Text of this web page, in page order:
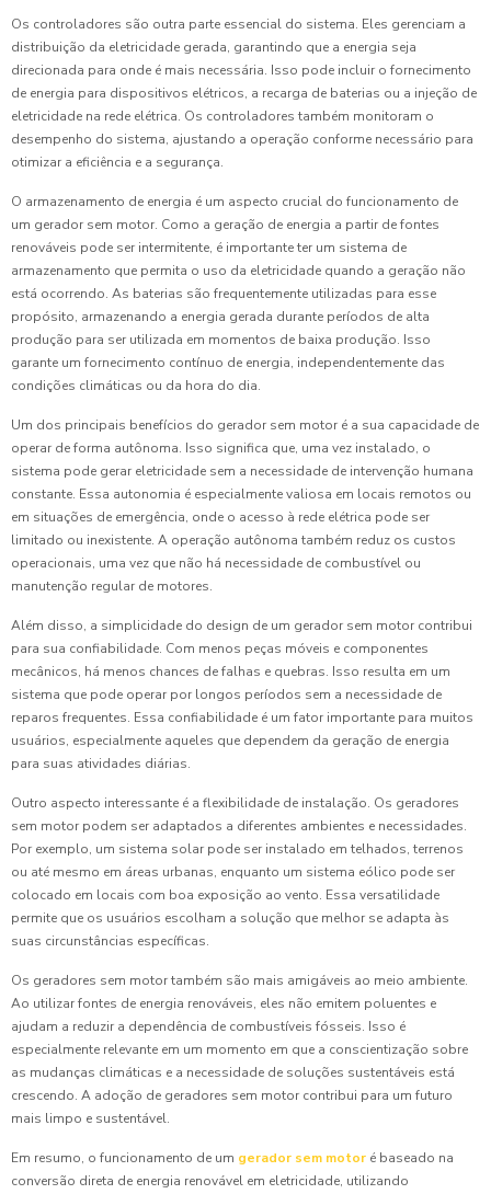
Os controladores são outra parte essencial do sistema. Eles gerenciam a
distribuição da eletricidade gerada, garantindo que a energia seja
direcionada para onde é mais necessária. Isso pode incluir o fornecimento
de energia para dispositivos elétricos, a recarga de baterias ou a injeção de
eletricidade na rede elétrica. Os controladores também monitoram o
desempenho do sistema, ajustando a operação conforme necessário para
otimizar a eficiência e a segurança.
O armazenamento de energia é um aspecto crucial do funcionamento de
um gerador sem motor. Como a geração de energia a partir de fontes
renováveis pode ser intermitente, é importante ter um sistema de
armazenamento que permita o uso da eletricidade quando a geração não
está ocorrendo. As baterias são frequentemente utilizadas para esse
propósito, armazenando a energia gerada durante períodos de alta
produção para ser utilizada em momentos de baixa produção. Isso
garante um fornecimento contínuo de energia, independentemente das
condições climáticas ou da hora do dia.
Um dos principais benefícios do gerador sem motor é a sua capacidade de
operar de forma autônoma. Isso significa que, uma vez instalado, o
sistema pode gerar eletricidade sem a necessidade de intervenção humana
constante. Essa autonomia é especialmente valiosa em locais remotos ou
em situações de emergência, onde o acesso à rede elétrica pode ser
limitado ou inexistente. A operação autônoma também reduz os custos
operacionais, uma vez que não há necessidade de combustível ou
manutenção regular de motores.
Além disso, a simplicidade do design de um gerador sem motor contribui
para sua confiabilidade. Com menos peças móveis e componentes
mecânicos, há menos chances de falhas e quebras. Isso resulta em um
sistema que pode operar por longos períodos sem a necessidade de
reparos frequentes. Essa confiabilidade é um fator importante para muitos
usuários, especialmente aqueles que dependem da geração de energia
para suas atividades diárias.
Outro aspecto interessante é a flexibilidade de instalação. Os geradores
sem motor podem ser adaptados a diferentes ambientes e necessidades.
Por exemplo, um sistema solar pode ser instalado em telhados, terrenos
ou até mesmo em áreas urbanas, enquanto um sistema eólico pode ser
colocado em locais com boa exposição ao vento. Essa versatilidade
permite que os usuários escolham a solução que melhor se adapta às
suas circunstâncias específicas.
Os geradores sem motor também são mais amigáveis ao meio ambiente.
Ao utilizar fontes de energia renováveis, eles não emitem poluentes e
ajudam a reduzir a dependência de combustíveis fósseis. Isso é
especialmente relevante em um momento em que a conscientização sobre
as mudanças climáticas e a necessidade de soluções sustentáveis está
crescendo. A adoção de geradores sem motor contribui para um futuro
mais limpo e sustentável.
Em resumo, o funcionamento de um gerador sem motor é baseado na
conversão direta de energia renovável em eletricidade, utilizando